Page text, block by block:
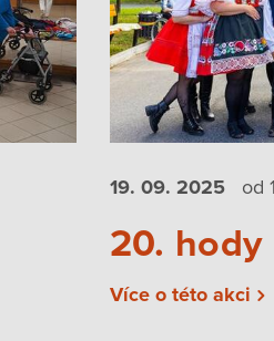
19. 09. 2025 od
20. hody
Více o této akci